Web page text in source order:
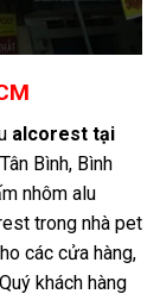
alcorest tại
Bình, Bình
nhôm alu
trong nhà pet
các cửa hàng,
khách hàng